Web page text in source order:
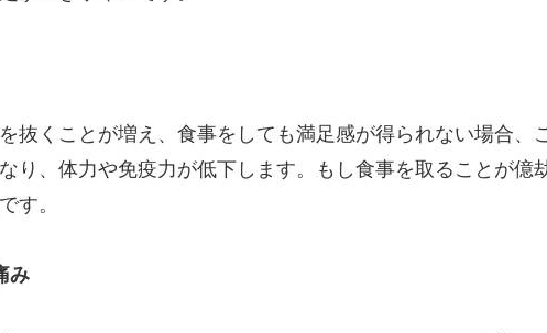
抜くことが増え、食事をしても満足感が得られない場合
り、体力や免疫力が低下します。もし食事を取ることが
す。
み